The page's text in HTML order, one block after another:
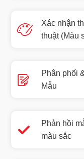
Xác nhận
thuật (Màu
Phân phối
Mẫu
Phản hồi
màu sắc